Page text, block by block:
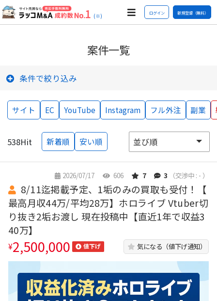
(※) ログイン 新規登録（無料）
案件一覧
条件で絞り込み
サイト EC YouTube Instagram フル外注 副業
538Hit 新着順 安い順
2026/07/17 606 7 3 （交渉中 : - ）
8/11迄掲載予定、1垢のみの買取も受付！【
最高月収44万/平均28万】ホロライブ Vtuber切
り抜き2垢お渡し 現在投稿中【直近1年で収益3
40万】
¥2,500,000 値下げ 気になる（値下げ通知）